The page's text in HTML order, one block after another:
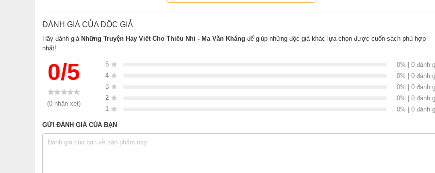
Ma Văn Kháng
được cử đi học ở Khu học xá Nam Ninh Trung Quốc. Năm 1963, sau khi tốt nghiệp Đại học Sư
phạm, ông lên dạy học ở Tây Bắc, từng là Hiệu trưởng trường trung học. Về sau, ông chuyển
sang làm báo, là Phó tổng biên tập tờ báo của Đảng bộ tỉnh. Suốt 20 năm gắn bó với mảnh đất
Tây Bắc, Ma Văn Kháng khá am hiểu lối sống, phong tục văn hóa của đồng bào các dân tộc thiểu số. Bút danh Ma
Văn Kháng phần nào đã nói lên tình yêu mà ông dành cho vùng đất giàu tình nghĩa ấy, đồng thời, từ trong tâm khảm,
nhà văn đã coi Tây Bắc là quê hương thứ hai của mình. Từ năm 1976 chuyển về Hà Nội, nhà văn từng là Phó giám
đốc -Tổng biên tập NXB Lao động. Từ tháng 3.1995, là Ủy viên Ban chấp hành, Ủy viên Đảng đoàn Hội nhà văn Việt
Nam khóa V, Tổng biên tập tạp chí Văn học nước ngoài Ông được nhận Giải thưởng loại B của Hội nhà văn 1986
ĐÁNH GIÁ CỦA ĐỘC GIẢ
Hãy đánh giá Những Truyện Hay Viết Cho Thiếu Nhi - Ma Văn Kháng để giúp những độc giả khác lựa chọn được cuốn sách phù hợp
nhất!
0/5
(0 nhận xét)
5
0% | 0 đánh
4
0% | 0 đánh
3
0% | 0 đánh
2
0% | 0 đánh
1
0% | 0 đánh
GỬI ĐÁNH GIÁ CỦA BẠN